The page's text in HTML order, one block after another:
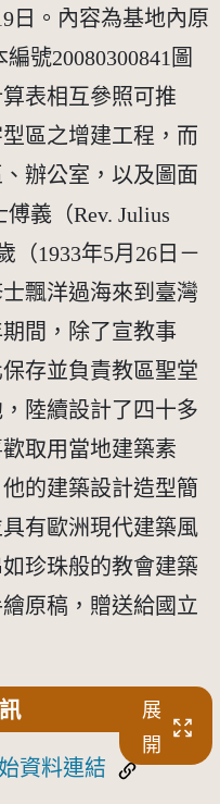
日。內容為基地內原
號20080300841圖
表相互參照可推
區之增建工程，而
辦公室，以及圖面
義（Rev. Julius
（1933年5月26日－
飄洋過海來到臺灣
間，除了宣教事
存並負責教區聖堂
陸續設計了四十多
取用當地建築素
的建築設計造型簡
有歐洲現代建築風
珍珠般的教會建築
原稿，贈送給國立
展
開
資料連結